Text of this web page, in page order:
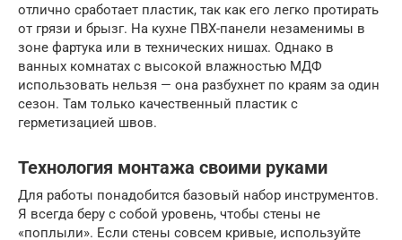
отлично сработает пластик, так как его легко протирать
от грязи и брызг. На кухне ПВХ-панели незаменимы в
зоне фартука или в технических нишах. Однако в
ванных комнатах с высокой влажностью МДФ
использовать нельзя — она разбухнет по краям за один
сезон. Там только качественный пластик с
герметизацией швов.
Технология монтажа своими руками
Для работы понадобится базовый набор инструментов.
Я всегда беру с собой уровень, чтобы стены не
«поплыли». Если стены совсем кривые, используйте